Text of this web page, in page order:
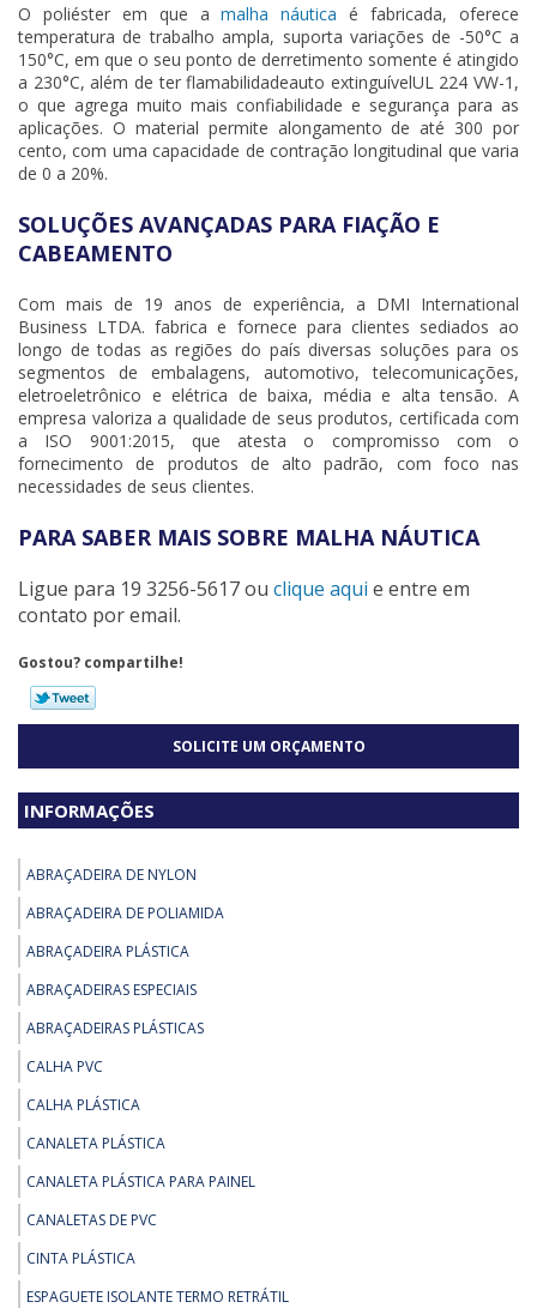
O poliéster em que amalha náutica é fabricada, oferece
temperatura de trabalho ampla, suporta variações de -50°C a
150°C, em que o seu ponto de derretimento somente é atingido
a 230°C, além de ter flamabilidadeauto extinguívelUL 224 VW-1,
o que agrega muito mais confiabilidade e segurança para as
aplicações. O material permite alongamento de até 300 por
cento, com uma capacidade de contração longitudinal que varia
de 0 a 20%.
SOLUÇÕES AVANÇADAS PARA FIAÇÃO E
CABEAMENTO
Com mais de 19 anos de experiência, a DMI International
Business LTDA. fabrica e fornece para clientes sediados ao
longo de todas as regiões do país diversas soluções para os
segmentos de embalagens, automotivo, telecomunicações,
eletroeletrônico e elétrica de baixa, média e alta tensão. A
empresa valoriza a qualidade de seus produtos, certificada com
a ISO 9001:2015, que atesta o compromisso com o
fornecimento de produtos de alto padrão, com foco nas
necessidades de seus clientes.
PARA SABER MAIS SOBRE MALHA NÁUTICA
Ligue para 19 3256-5617ou clique aqui e entre em
contato por email.
Gostou? compartilhe!
SOLICITE UM ORÇAMENTO
INFORMAÇÕES
ABRAÇADEIRA DE NYLON
ABRAÇADEIRA DE POLIAMIDA
ABRAÇADEIRA PLÁSTICA
ABRAÇADEIRAS ESPECIAIS
ABRAÇADEIRAS PLÁSTICAS
CALHA PVC
CALHA PLÁSTICA
CANALETA PLÁSTICA
CANALETA PLÁSTICA PARA PAINEL
CANALETAS DE PVC
CINTA PLÁSTICA
ESPAGUETE ISOLANTE TERMO RETRÁTIL